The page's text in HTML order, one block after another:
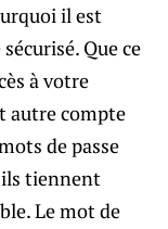
il est
Que ce
à votre
autre compte
de passe
tiennent
Le mot de